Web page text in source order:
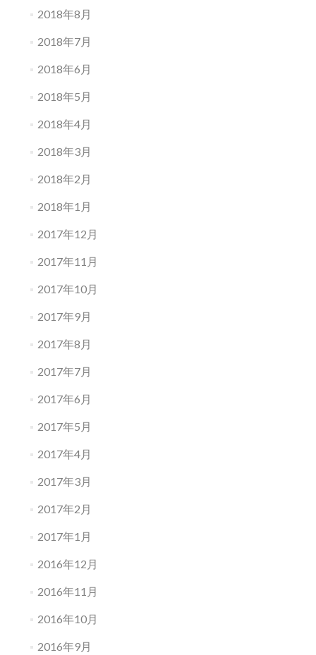
2018年8月
2018年7月
2018年6月
2018年5月
2018年4月
2018年3月
2018年2月
2018年1月
2017年12月
2017年11月
2017年10月
2017年9月
2017年8月
2017年7月
2017年6月
2017年5月
2017年4月
2017年3月
2017年2月
2017年1月
2016年12月
2016年11月
2016年10月
2016年9月